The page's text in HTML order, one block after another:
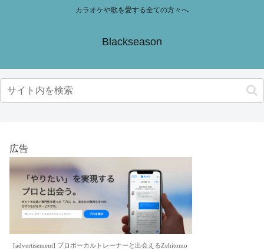
カラオケや歌を愛する全ての方々へ
Blackseason
広告
[advertisement] プロボーカルトレーナーと出会えるZehitomo